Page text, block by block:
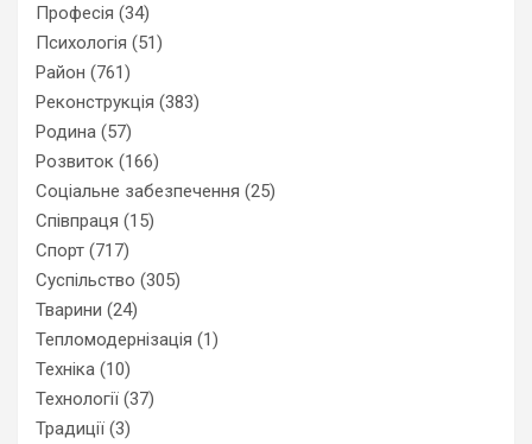
Професія (34)
Психологія (51)
Район (761)
Реконструкція (383)
Родина (57)
Розвиток (166)
Соціальне забезпечення (25)
Співпраця (15)
Спорт (717)
Суспільство (305)
Тварини (24)
Тепломодернізація (1)
Техніка (10)
Технології (37)
Традиції (3)